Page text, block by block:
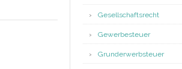
Gesellschaftsrecht
Gewerbesteuer
Grunderwerbsteuer